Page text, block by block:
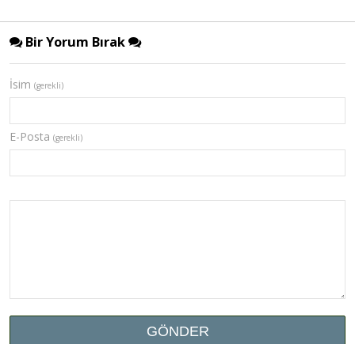
Bir Yorum Bırak
İsim (gerekli)
E-Posta (gerekli)